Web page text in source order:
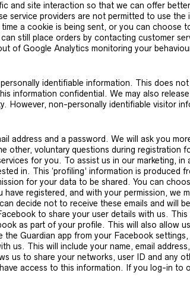
and site interaction so that we can offer
service providers are not permitted to use
a cookie is being sent, or you can
still place orders by contacting customer
of Google Analytics monitoring your
identifiable information. This does
information confidential. We may also
non-personally identifiable visitor
address and a password. We will ask you
other, voluntary questions during
for you. To assist us in our marketing,
in. This ‘profiling’ information is
for your data to be shared. You can
registered, and with your permission, we
decide not to receive these emails and will be
to share your user details with us.
as part of your profile. This will also
Guardian app from your Facebook
us. This will include your name, email
us to share your networks, user ID and
access to this information. If you log-in